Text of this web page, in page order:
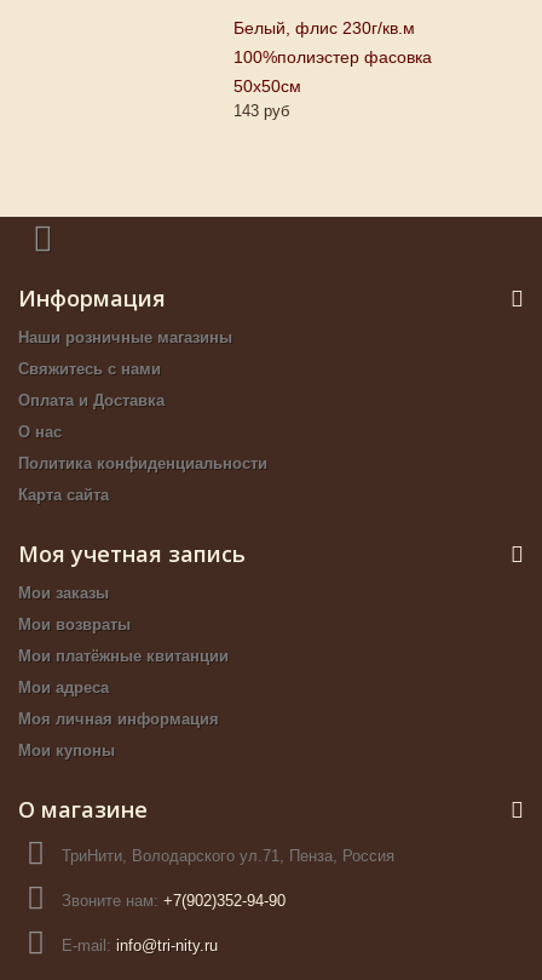
Белый, флис 230г/кв.м
100%полиэстер фасовка
50х50см
143 руб
Информация
Наши розничные магазины
Свяжитесь с нами
Оплата и Доставка
О нас
Политика конфиденциальности
Карта сайта
Моя учетная запись
Мои заказы
Мои возвраты
Мои платёжные квитанции
Мои адреса
Моя личная информация
Мои купоны
О магазине
ТриНити, Володарского ул.71, Пенза, Россия
Звоните нам: +7(902)352-94-90
E-mail: info@tri-nity.ru